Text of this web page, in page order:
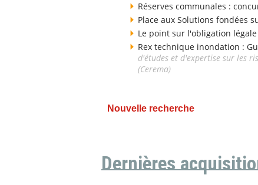
Réserves communales :
Place aux Solutions fondées
Le point sur l'obligation
Rex technique inondation :
d'études et d'expertise sur les
(Cerema)
Nouvelle recherche
Dernières